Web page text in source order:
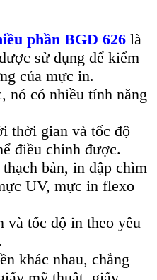
phần BGD 626 là
sử dụng để kiểm
của mực in.
nó có nhiều tính năng
thời gian và tốc độ
điều chỉnh được.
bản, in dập chìm
UV, mực in flexo
và tốc độ in theo yêu
khác nhau, chẳng